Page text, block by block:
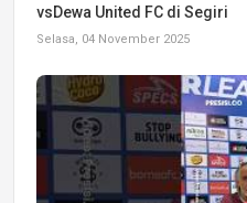
vsDewa United FC di Segiri
Selasa, 04 November 2025